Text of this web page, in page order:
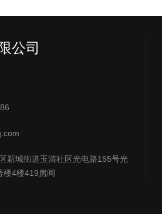
公司
新城街道玉清社区光电路155号光
楼4楼419房间